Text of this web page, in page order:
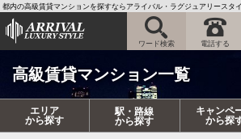
都内の高級賃貸マンションを探すならアライバル・ラグジュアリースタ
ワード検索 電話する
高級賃貸マンション一覧
エリア
から探す
駅・路線
から探す
キャンペ
から探